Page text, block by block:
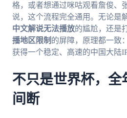
格，或者想通过咪咕观看詹俊、
说，这个流程完全通用。无论是
中文解说无法播放的尴尬，还是
播地区限制 的屏障，原理都一致
获得一个稳定、高速的中国大陆IP
不只是世界杯，全
间断